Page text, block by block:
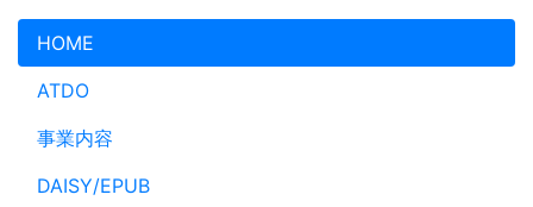
メインコンテンツへスキップ
HOME
ATDO
事業内容
DAISY/EPUB